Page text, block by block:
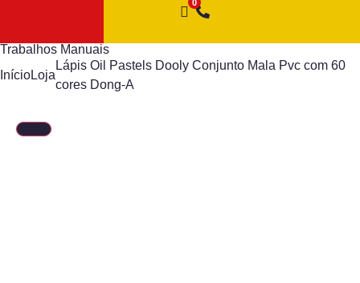
Trabalhos Manuais
InícioLoja
Lápis Oil Pastels Dooly Conjunto Mala Pvc com 60
cores Dong-A